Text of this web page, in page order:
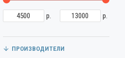
р. р.
ПРОИЗВОДИТЕЛИ